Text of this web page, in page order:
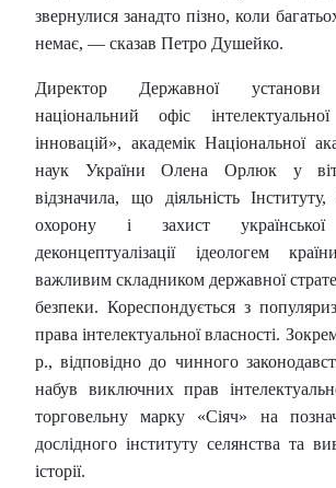
звернулися занадто пізно, коли
немає, — сказав Петро Душейко.
Директор Державної установи
національний офіс
інновацій», академік Національної
наук України Олена Орлюк у
відзначила, що діяльність
охорону і захист української
деконцептуалізації ідеологем
важливим складником державної
безпеки. Кореспондується з
права інтелектуальної власності.
р., відповідно до чинного
набув виключних прав
торговельну марку «Сіяч» на
дослідного інституту селянства та
історії.